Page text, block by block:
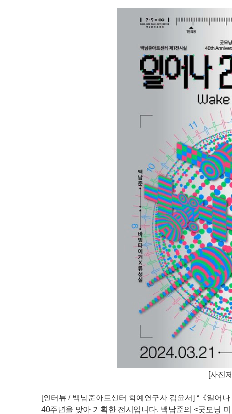
[사진
[인터뷰 / 백남준아트센터 학예연구사 김윤서] “《일어
40주년을 맞아 기획한 전시입니다. 백남준의 <굿모닝